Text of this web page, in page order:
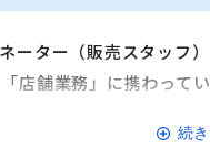
ター（販売スタッフ）
店舗業務」に携わってい
店長となり、自らの裁続